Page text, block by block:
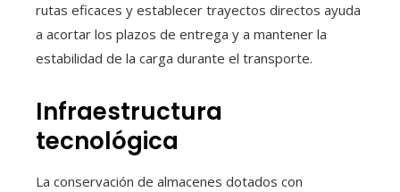
rutas eficaces y establecer trayectos directos ayuda
a acortar los plazos de entrega y a mantener la
estabilidad de la carga durante el transporte.
Infraestructura
tecnológica
La conservación de almacenes dotados con